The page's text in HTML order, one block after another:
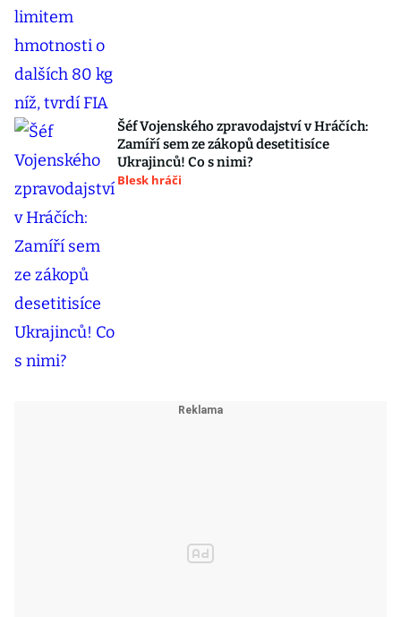
Šéf Vojenského zpravodajství v Hráčích:
Zamíří sem ze zákopů desetitisíce
Ukrajinců! Co s nimi?
Blesk hráči